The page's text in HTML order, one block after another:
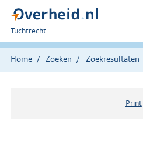
U
bent
hier:
Tuchtrecht
Home Zoeken Zoekresultaten
Print